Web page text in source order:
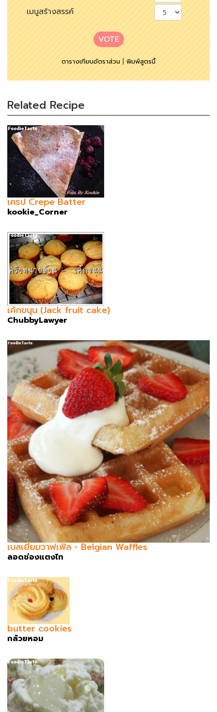
เมนูสร้างสรรค์
VOTE
ตารางเทียบอัตราส่วน|พิมพ์สูตรนี้
Related Recipe
เครป Crepe Batter
kookie_Corner
เค้กขนุน (Jack fruit cake)
ChubbyLawyer
เบลเยี่ยมวาฟเฟิล - Belgian Waffles
ลอดช่องแตงไท
butter cookies
กล้วยหอม